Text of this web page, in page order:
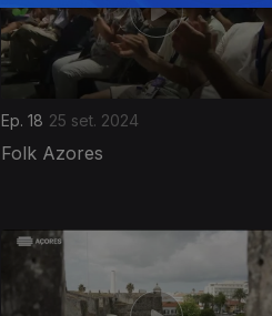
Ep. 18 25 set. 2024
Folk Azores